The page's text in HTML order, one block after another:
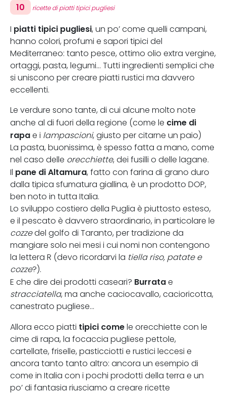
10 ricette di piatti tipici pugliesi
I piatti tipici pugliesi, un po’ come quelli campani,
hanno colori, profumi e sapori tipici del
Mediterraneo: tanto pesce, ottimo olio extra vergine,
ortaggi, pasta, legumi… Tutti ingredienti semplici che
si uniscono per creare piatti rustici ma davvero
eccellenti.
Le verdure sono tante, di cui alcune molto note
anche al di fuori della regione (come le cime di
rapa e i lampascioni, giusto per citarne un paio)
La pasta, buonissima, è spesso fatta a mano, come
nel caso delle orecchiette, dei fusilli o delle lagane.
Il pane di Altamura, fatto con farina di grano duro
dalla tipica sfumatura giallina, è un prodotto DOP,
ben noto in tutta Italia.
Lo sviluppo costiero della Puglia è piuttosto esteso,
e il pescato è davvero straordinario, in particolare le
cozzedel golfo di Taranto, per tradizione da
mangiare solo nei mesi i cui nomi non contengono
la lettera R (devo ricordarvi la tiella riso, patate e
cozze?).
E che dire dei prodotti caseari? Burrata e
stracciatella, ma anche caciocavallo, cacioricotta,
canestrato pugliese…
Allora ecco piatti tipici come le orecchiette con le
cime di rapa, la focaccia pugliese pettole,
cartellate, friselle, pasticciotti e rustici leccesi e
ancora tanto tanto altro: ancora un esempio di
come in Italia con i pochi prodotti della terra e un
po’ di fantasia riusciamo a creare ricette